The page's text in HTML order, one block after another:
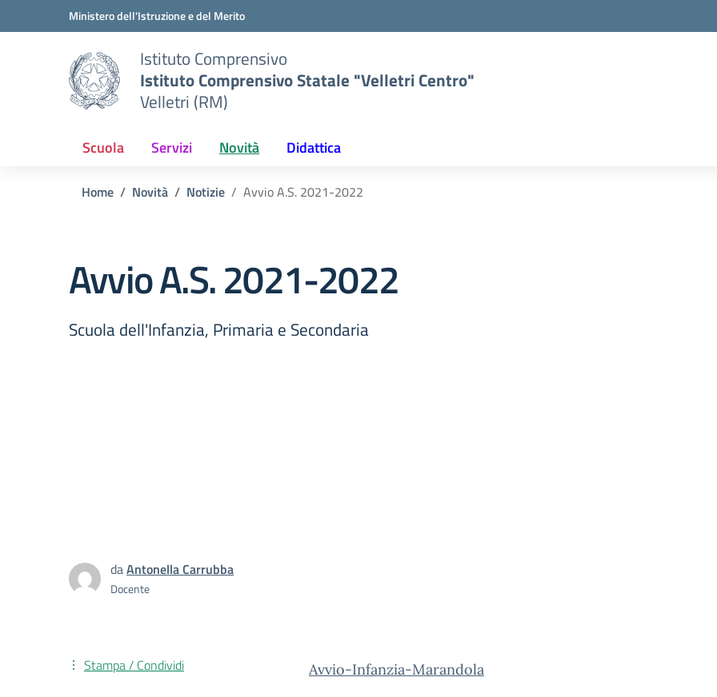
Vai ai contenuti
Vai al menu di navigazioneMinistero dell'Istruzione e del Merito
Istituto Comprensivo
Istituto Comprensivo Statale "Velletri Centro"
Velletri (RM)
Scuola Servizi Novità Didattica
Home Novità Notizie Avvio A.S. 2021-2022
Avvio A.S. 2021-2022
Scuola dell'Infanzia, Primaria e Secondaria
daAntonella Carrubba
Docente
Avvio-Infanzia-Marandola
Stampa / Condividi